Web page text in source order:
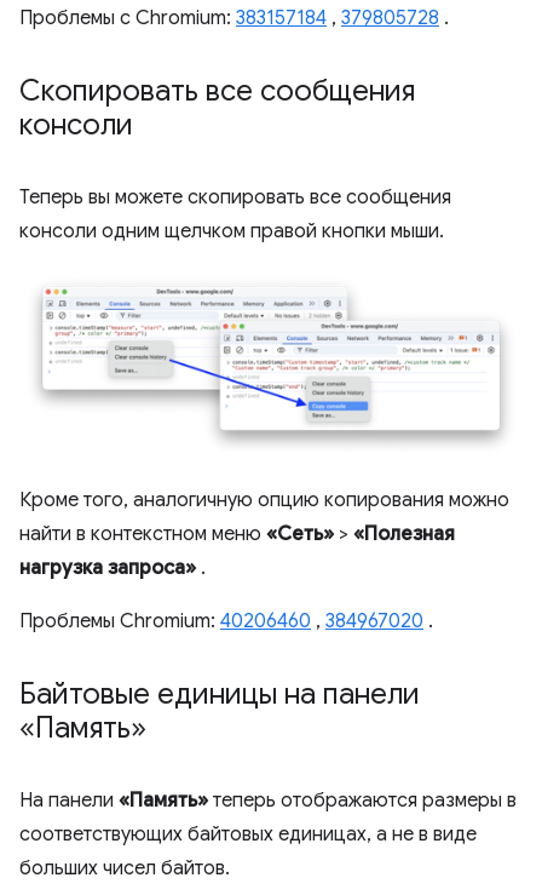
Проблемы с Chromium: 383157184 , 379805728 .
Скопировать все сообщения
консоли
Теперь вы можете скопировать все сообщения
консоли одним щелчком правой кнопки мыши.
Кроме того, аналогичную опцию копирования можно
найти в контекстном меню «Сеть» > «Полезная
нагрузка запроса» .
Проблемы Chromium: 40206460 , 384967020 .
Байтовые единицы на панели
«Память»
На панели «Память» теперь отображаются размеры в
соответствующих байтовых единицах, а не в виде
больших чисел байтов.